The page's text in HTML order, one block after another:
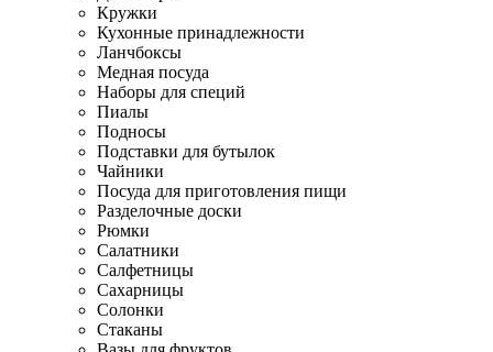
Кружки
Кухонные принадлежности
Ланчбоксы
Медная посуда
Наборы для специй
Пиалы
Подносы
Подставки для бутылок
Чайники
Посуда для приготовления пищи
Разделочные доски
Рюмки
Салатники
Салфетницы
Сахарницы
Солонки
Стаканы